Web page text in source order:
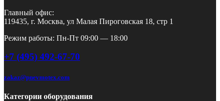
Главный офис:
119435, г. Москва, ул Малая Пироговская 18, стр 1
Режим работы: Пн-Пт 09:00 — 18:00
+7 (495) 492-67-70
zakaz@pnevmotex.com
Категории оборудования